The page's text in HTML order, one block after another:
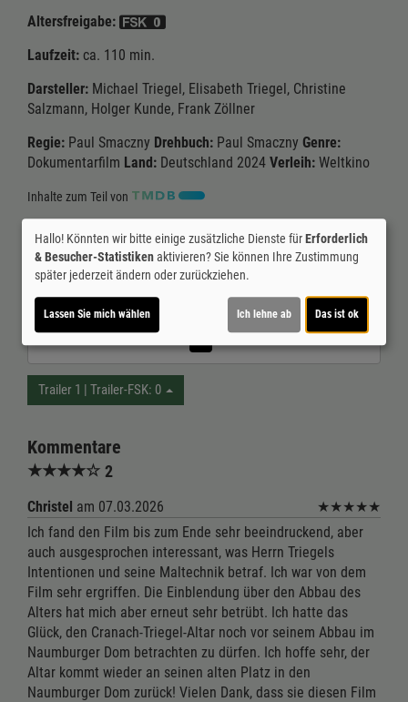
Altersfreigabe:
Laufzeit: ca. 110 min.
Darsteller: Michael Triegel, Elisabeth Triegel, Christine
Salzmann, Holger Kunde, Frank Zöllner
Regie: Paul Smaczny Drehbuch: Paul Smaczny Genre:
Dokumentarfilm Land: Deutschland 2024 Verleih: Weltkino
Inhalte zum Teil von
© CINEPROG ...macht Lust auf Ihr Kino!
Möchten Sie von
externe Inhalte laden?
Trailer 1 | Trailer-FSK: 0
Kommentare
★★★★☆ 2
Christel am 07.03.2026 ★★★★★
Ich fand den Film bis zum Ende sehr beeindruckend, aber
auch ausgesprochen interessant, was Herrn Triegels
Intentionen und seine Maltechnik betraf. Ich war von dem
Film sehr ergriffen. Die Einblendung über den Abbau des
Alters hat mich aber erneut sehr betrübt. Ich hatte das
Glück, den Cranach-Triegel-Altar noch vor seinem Abbau im
Naumburger Dom betrachten zu dürfen. Ich hoffe sehr, der
Altar kommt wieder an seinen alten Platz in den
Naumburger Dom zurück! Vielen Dank, dass sie diesen Film
Hallo! Könnten wir bitte einige zusätzliche Dienste fürErforderlich
& Besucher-Statistikenaktivieren? Sie können Ihre Zustimmung
später jederzeit ändern oder zurückziehen.
Lassen Sie mich wählen Ich lehne ab Das ist ok